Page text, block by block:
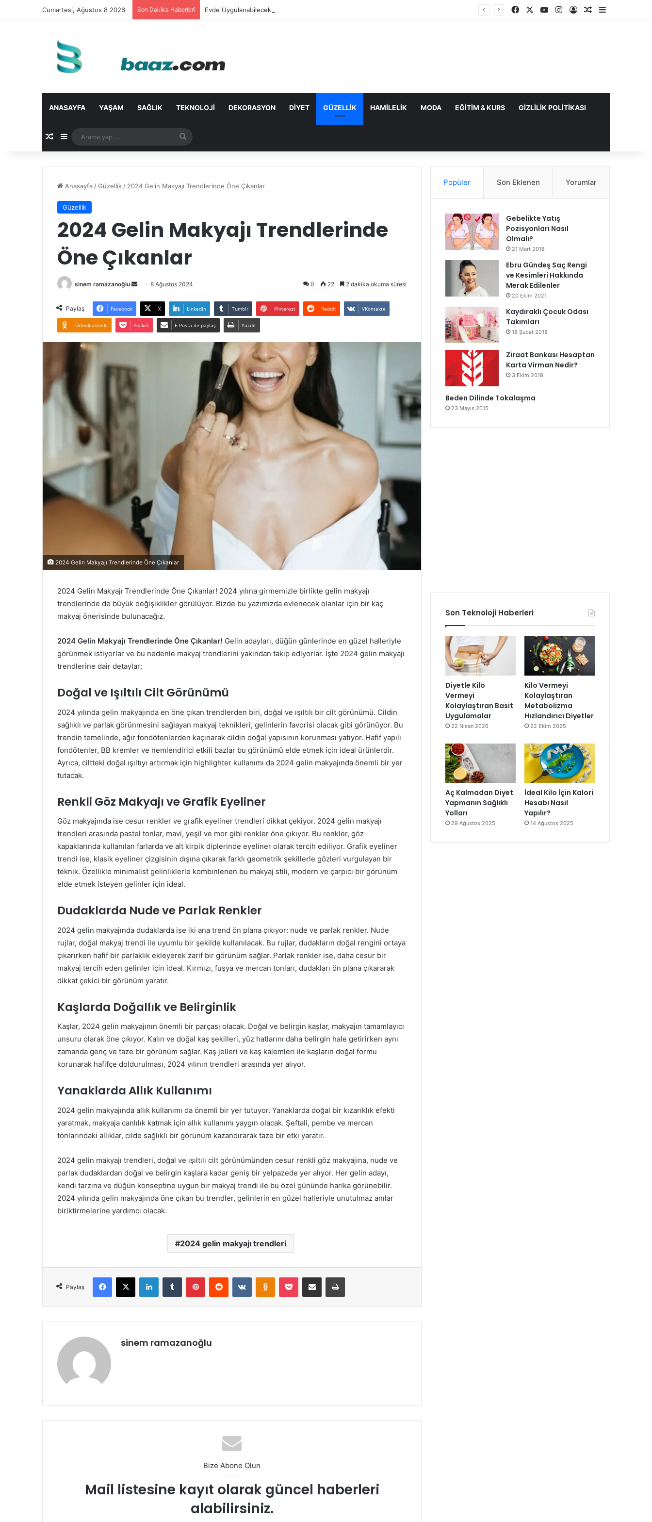
Cumartesi, Ağustos 8 2026 Son Dakika Haberleri Evde Uygulanabilecek Leke Karşıtı Maskeler FacebookYouTubeInstagram
Kayıt OlRastgele Makale
Kenar
ANASAYFA YAŞAM SAĞLIK TEKNOLOJI DEKORASYON DIYET GÜZELLIK HAMILELIK MODA EĞITIM & KURS GIZLILIK POLITIKASI
Rastgele Makale
Kenar Bölmesi
yap
Anasayfa /Güzellik / 2024 Gelin Makyajı Trendlerinde Öne Çıkanlar
Güzellik
2024 Gelin Makyajı Trendlerinde
Öne Çıkanlar
sinem ramazanoğlu
Bir
posta
göndermek
8 Ağustos 2024 0 22 2 dakika okuma süresi
Paylaş Facebook X LinkedIn Tumblr Pinterest Reddit VKontakte
Odnoklassniki Pocket E-Posta ile paylaş Yazdır
2024 Gelin Makyajı Trendlerinde Öne Çıkanlar
2024 Gelin Makyajı Trendlerinde Öne Çıkanlar! 2024 yılına girmemizle birlikte gelin makyajı
trendlerinde de büyük değişiklikler görülüyor. Bizde bu yazımızda evlenecek olanlar için bir kaç
makyaj önerisinde bulunacağız.
2024 Gelin Makyajı Trendlerinde Öne Çıkanlar! Gelin adayları, düğün günlerinde en güzel halleriyle
görünmek istiyorlar ve bu nedenle makyaj trendlerini yakından takip ediyorlar. İşte 2024 gelin makyajı
trendlerine dair detaylar:
Doğal ve Işıltılı Cilt Görünümü
2024 yılında gelin makyajında en öne çıkan trendlerden biri, doğal ve ışıltılı bir cilt görünümü. Cildin
sağlıklı ve parlak görünmesini sağlayan makyaj teknikleri, gelinlerin favorisi olacak gibi görünüyor. Bu
trendin temelinde, ağır fondötenlerden kaçınarak cildin doğal yapısının korunması yatıyor. Hafif yapılı
fondötenler, BB kremler ve nemlendirici etkili bazlar bu görünümü elde etmek için ideal ürünlerdir.
Ayrıca, ciltteki doğal ışıltıyı artırmak için highlighter kullanımı da 2024 gelin makyajında önemli bir yer
tutacak.
Renkli Göz Makyajı ve Grafik Eyeliner
Göz makyajında ise cesur renkler ve grafik eyeliner trendleri dikkat çekiyor. 2024 gelin makyajı
trendleri arasında pastel tonlar, mavi, yeşil ve mor gibi renkler öne çıkıyor. Bu renkler, göz
kapaklarında kullanılan farlarda ve alt kirpik diplerinde eyeliner olarak tercih ediliyor. Grafik eyeliner
trendi ise, klasik eyeliner çizgisinin dışına çıkarak farklı geometrik şekillerle gözleri vurgulayan bir
teknik. Özellikle minimalist gelinliklerle kombinlenen bu makyaj stili, modern ve çarpıcı bir görünüm
elde etmek isteyen gelinler için ideal.
Dudaklarda Nude ve Parlak Renkler
2024 gelin makyajında dudaklarda ise iki ana trend ön plana çıkıyor: nude ve parlak renkler. Nude
rujlar, doğal makyaj trendi ile uyumlu bir şekilde kullanılacak. Bu rujlar, dudakların doğal rengini ortaya
çıkarırken hafif bir parlaklık ekleyerek zarif bir görünüm sağlar. Parlak renkler ise, daha cesur bir
makyaj tercih eden gelinler için ideal. Kırmızı, fuşya ve mercan tonları, dudakları ön plana çıkararak
dikkat çekici bir görünüm yaratır.
Kaşlarda Doğallık ve Belirginlik
Kaşlar, 2024 gelin makyajının önemli bir parçası olacak. Doğal ve belirgin kaşlar, makyajın tamamlayıcı
unsuru olarak öne çıkıyor. Kalın ve doğal kaş şekilleri, yüz hatlarını daha belirgin hale getirirken aynı
zamanda genç ve taze bir görünüm sağlar. Kaş jelleri ve kaş kalemleri ile kaşların doğal formu
korunarak hafifçe doldurulması, 2024 yılının trendleri arasında yer alıyor.
Yanaklarda Allık Kullanımı
2024 gelin makyajında allık kullanımı da önemli bir yer tutuyor. Yanaklarda doğal bir kızarıklık efekti
yaratmak, makyaja canlılık katmak için allık kullanımı yaygın olacak. Şeftali, pembe ve mercan
tonlarındaki allıklar, cilde sağlıklı bir görünüm kazandırarak taze bir etki yaratır.
2024 gelin makyajı trendleri, doğal ve ışıltılı cilt görünümünden cesur renkli göz makyajına, nude ve
parlak dudaklardan doğal ve belirgin kaşlara kadar geniş bir yelpazede yer alıyor. Her gelin adayı,
kendi tarzına ve düğün konseptine uygun bir makyaj trendi ile bu özel gününde harika görünebilir.
2024 yılında gelin makyajında öne çıkan bu trendler, gelinlerin en güzel halleriyle unutulmaz anılar
biriktirmelerine yardımcı olacak.
2024 gelin makyajı trendleri
Paylaş
Facebook
X LinkedInTumblr PinterestReddit VKontakteOdnoklassniki
Pocket E-Posta ile paylaş Yazdır
sinem ramazanoğlu
Bize Abone Olun
Mail listesine kayıt olarak güncel haberleri
alabilirsiniz.
Popüler Son Eklenen Yorumlar
Gebelikte Yatış
Pozisyonları Nasıl
Olmalı?
21 Mart 2018
Ebru Gündeş Saç Rengi
ve Kesimleri Hakkında
Merak Edilenler
20 Ekim 2021
Kaydıraklı Çocuk Odası
Takımları
18 Şubat 2018
Ziraat Bankası Hesaptan
Karta Virman Nedir?
3 Ekim 2018
Beden Dilinde Tokalaşma
23 Mayıs 2015
Son Teknoloji Haberleri
Diyetle Kilo
Vermeyi
Kolaylaştıran Basit
Uygulamalar
22 Nisan 2026
Kilo Vermeyi
Kolaylaştıran
Metabolizma
Hızlandırıcı Diyetler
22 Ekim 2025
Aç Kalmadan Diyet
Yapmanın Sağlıklı
Yolları
29 Ağustos 2025
İdeal Kilo İçin Kalori
Hesabı Nasıl
Yapılır?
14 Ağustos 2025